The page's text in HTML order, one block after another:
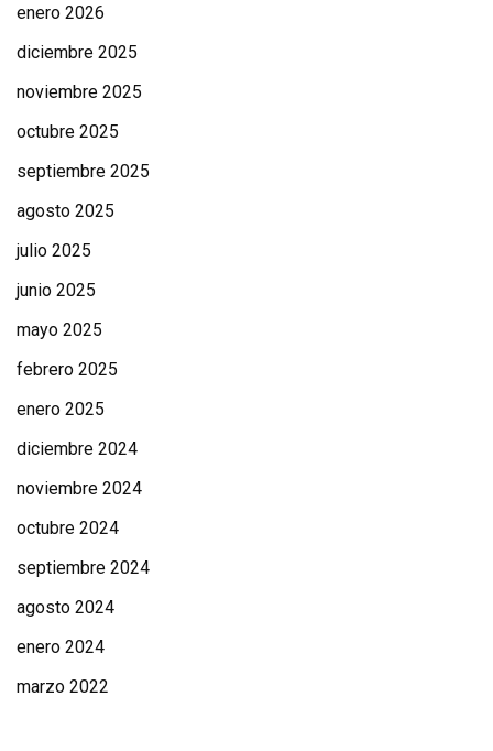
enero 2026
diciembre 2025
noviembre 2025
octubre 2025
septiembre 2025
agosto 2025
julio 2025
junio 2025
mayo 2025
febrero 2025
enero 2025
diciembre 2024
noviembre 2024
octubre 2024
septiembre 2024
agosto 2024
enero 2024
marzo 2022